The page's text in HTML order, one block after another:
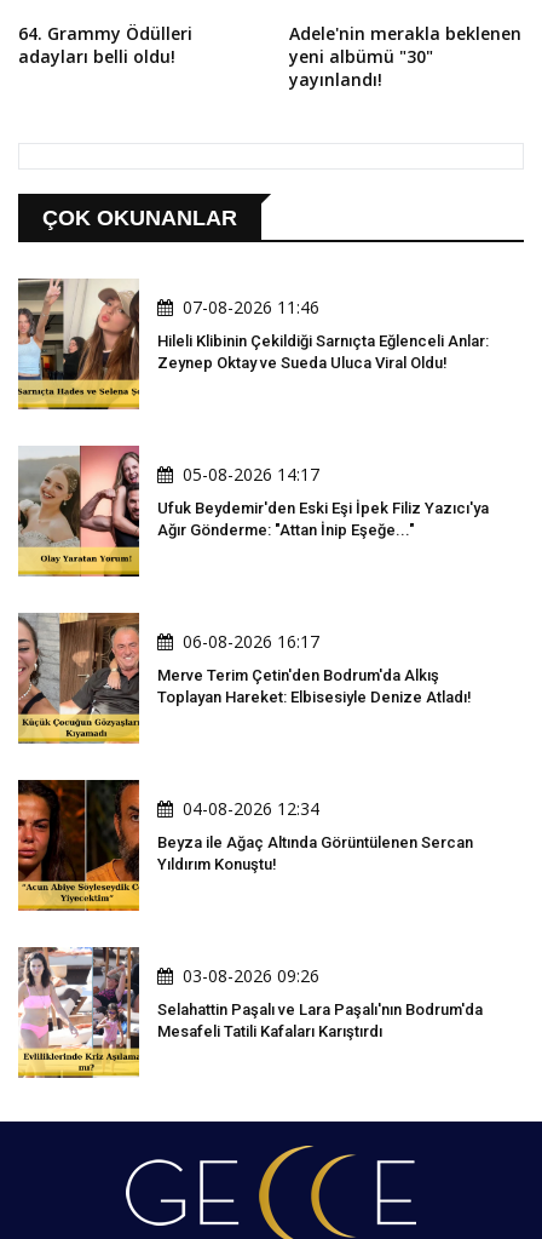
64. Grammy Ödülleri
adayları belli oldu!
Adele'nin merakla beklenen
yeni albümü "30"
yayınlandı!
ÇOK OKUNANLAR
07-08-2026 11:46
Hileli Klibinin Çekildiği Sarnıçta Eğlenceli Anlar:
Zeynep Oktay ve Sueda Uluca Viral Oldu!
05-08-2026 14:17
Ufuk Beydemir'den Eski Eşi İpek Filiz Yazıcı'ya
Ağır Gönderme: "Attan İnip Eşeğe..."
06-08-2026 16:17
Merve Terim Çetin'den Bodrum'da Alkış
Toplayan Hareket: Elbisesiyle Denize Atladı!
04-08-2026 12:34
Beyza ile Ağaç Altında Görüntülenen Sercan
Yıldırım Konuştu!
03-08-2026 09:26
Selahattin Paşalı ve Lara Paşalı'nın Bodrum'da
Mesafeli Tatili Kafaları Karıştırdı